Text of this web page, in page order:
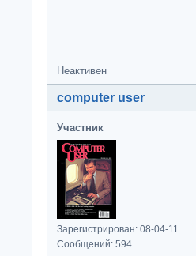
Неактивен
computer user
Участник
Зарегистрирован: 08-04-11
Сообщений: 594